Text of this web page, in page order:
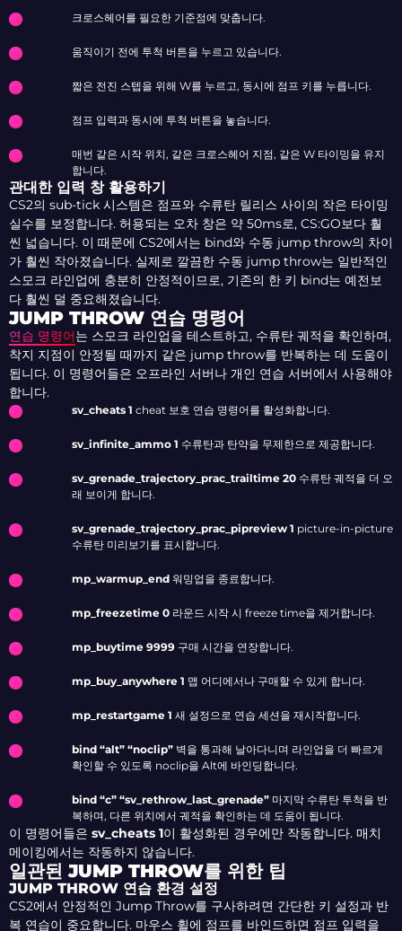
크로스헤어를 필요한 기준점에 맞춥니다.
움직이기 전에 투척 버튼을 누르고 있습니다.
짧은 전진 스텝을 위해 W를 누르고, 동시에 점프 키를 누릅니다.
점프 입력과 동시에 투척 버튼을 놓습니다.
매번 같은 시작 위치, 같은 크로스헤어 지점, 같은 W 타이밍을 유지
합니다.
관대한 입력 창 활용하기
CS2의 sub-tick 시스템은 점프와 수류탄 릴리스 사이의 작은 타이밍
실수를 보정합니다. 허용되는 오차 창은 약 50ms로, CS:GO보다 훨
씬 넓습니다. 이 때문에 CS2에서는 bind와 수동 jump throw의 차이
가 훨씬 작아졌습니다. 실제로 깔끔한 수동 jump throw는 일반적인
스모크 라인업에 충분히 안정적이므로, 기존의 한 키 bind는 예전보
다 훨씬 덜 중요해졌습니다.
JUMP THROW 연습 명령어
연습 명령어는 스모크 라인업을 테스트하고, 수류탄 궤적을 확인하며,
착지 지점이 안정될 때까지 같은 jump throw를 반복하는 데 도움이
됩니다. 이 명령어들은 오프라인 서버나 개인 연습 서버에서 사용해야
합니다.
sv_cheats 1 cheat 보호 연습 명령어를 활성화합니다.
sv_infinite_ammo 1 수류탄과 탄약을 무제한으로 제공합니다.
sv_grenade_trajectory_prac_trailtime 20 수류탄 궤적을 더 오
래 보이게 합니다.
sv_grenade_trajectory_prac_pipreview 1 picture-in-picture
수류탄 미리보기를 표시합니다.
mp_warmup_end 워밍업을 종료합니다.
mp_freezetime 0 라운드 시작 시 freeze time을 제거합니다.
mp_buytime 9999 구매 시간을 연장합니다.
mp_buy_anywhere 1 맵 어디에서나 구매할 수 있게 합니다.
mp_restartgame 1 새 설정으로 연습 세션을 재시작합니다.
bind “alt” “noclip” 벽을 통과해 날아다니며 라인업을 더 빠르게
확인할 수 있도록 noclip을 Alt에 바인딩합니다.
bind “c” “sv_rethrow_last_grenade” 마지막 수류탄 투척을 반
복하며, 다른 위치에서 궤적을 확인하는 데 도움이 됩니다.
이 명령어들은 sv_cheats 1이 활성화된 경우에만 작동합니다. 매치
메이킹에서는 작동하지 않습니다.
일관된 JUMP THROW를 위한 팁
JUMP THROW 연습 환경 설정
CS2에서 안정적인 Jump Throw를 구사하려면 간단한 키 설정과 반
복 연습이 중요합니다. 마우스 휠에 점프를 바인드하면 점프 입력을